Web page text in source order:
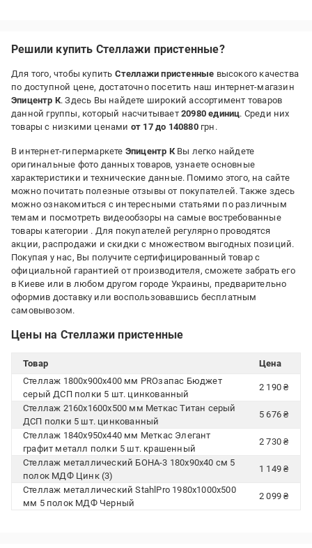
Решили купить Стеллажи пристенные?
Для того, чтобы купить Стеллажи пристенные высокого качества
по доступной цене, достаточно посетить наш интернет-магазин
Эпицентр К. Здесь Вы найдете широкий ассортимент товаров
данной группы, который насчитывает 20980 единиц. Среди них
товары с низкими ценами от 17 до 140880грн.
В интернет-гипермаркете Эпицентр КВы легко найдете
оригинальные фото данных товаров, узнаете основные
характеристики и технические данные. Помимо этого, на сайте
можно почитать полезные отзывы от покупателей. Также здесь
можно ознакомиться с интересными статьями по различным
темам и посмотреть видеообзоры на самые востребованные
товары категории . Для покупателей регулярно проводятся
акции, распродажи и скидки с множеством выгодных позиций.
Покупая у нас, Вы получите сертифицированный товар с
официальной гарантией от производителя, сможете забрать его
в Киеве или в любом другом городе Украины, предварительно
оформив доставку или воспользовавшись бесплатным
самовывозом.
Цены на Стеллажи пристенные
Товар
Цена
Стеллаж 1800x900x400 мм PROзапас Бюджет
серый ДСП полки 5 шт. цинкованный
2 190 ₴
Стеллаж 2160x1600x500 мм Меткас Титан серый
ДСП полки 5 шт. цинкованный
5 676 ₴
Стеллаж 1840x950x440 мм Меткас Элегант
графит металл полки 5 шт. крашенный
2 730 ₴
Стеллаж металлический БОНА-3 180х90х40 см 5
полок МДФ Цинк (3)
1 149 ₴
Стеллаж металлический StahlPro 1980x1000x500
мм 5 полок МДФ Черный
2 099 ₴